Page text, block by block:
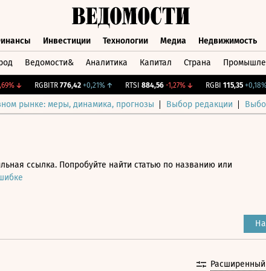
Инвестиции Технологии Медиа Недвижимость
Ведомости& Аналитика Капитал Страна
↓ RGBITR 776,42 +0,21%↑ RTSI 884,56 -1,27%↓ RGBI 115,35 +0,18%↑
рынке: меры, динамика, прогнозы Выбор редакции
ссылка. Попробуйте найти статью по названию или